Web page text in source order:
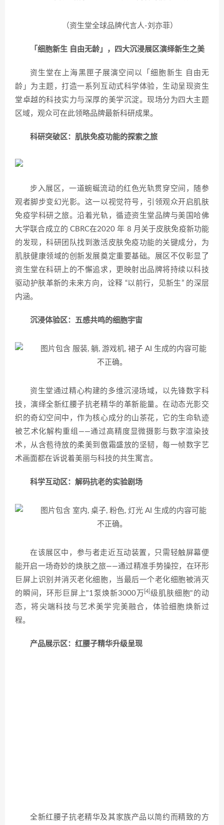
（资生堂全球品牌代言人-刘亦菲）
「细胞新生 自由无龄」，四大沉浸展区演绎新生之美
资生堂在上海黑匣子展演空间以「细胞新生 自由无
龄」为主题，打造一系列互动式科学体验，生动呈现资生
堂卓越的科技实力与深厚的美学沉淀。现场分为四大主题
区域，观众可在此领略品牌最新科研成果。
科研突破区：肌肤免疫功能的探索之旅
步入展区，一道蜿蜒流动的红色光轨贯穿空间，随参
观者脚步变幻光影。这一以视觉符号，引领观众开启肌肤
免疫学科研之旅。沿着光轨，循迹资生堂品牌与美国哈佛
大学联合成立的 CBRC在2020 年 8 月关于皮肤免疫新功能
的发现，科研团队找到激活皮肤免疫功能的关键成分，为
肌肤健康领域的创新发展奠定重要基础。展区不仅彰显了
资生堂在科研上的不懈追求，更映射出品牌将持续以科技
驱动护肤革新的未来方向，诠释 “以前行，见新生” 的深层
内涵。
沉浸体验区：五感共鸣的细胞宇宙
资生堂通过精心构建的多维沉浸场域，以先锋数字科
技，演绎全新红腰子抗老精华的革新能量。在动态光影交
织的奇幻空间中，作为核心成分的山茶花，它的生命轨迹
被艺术化解构重组——通过高精度显微摄影与数字渲染技
术，从含苞待放的柔美到傲霜盛放的坚韧，每一帧数字艺
术画面都在诉说着美丽与科技的共生寓言。
科学互动区：解码抗老的实验剧场
在该展区中，参与者走近互动装置，只需轻触屏幕便
能开启一场奇妙的焕肤之旅——通过精准手势操控，在环形
巨屏上识别并消灭老化细胞，当最后一个老化细胞被消灭
的瞬间，环形巨屏上"1泵焕新3000万 [4] 级肌肤细胞"的动
态，将尖端科技与艺术美学完美融合，体验细胞焕新过
程。
产品展示区：红腰子精华升级呈现
全新红腰子抗老精华及其家族产品以简约而精致的方